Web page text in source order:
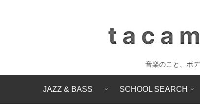
音楽のこと、ボ
JAZZ & BASS SCHOOL SEARCH